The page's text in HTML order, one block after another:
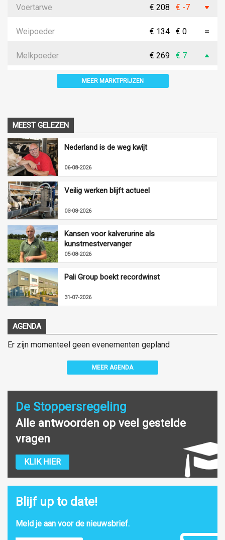
Voertarwe € 208 € -7
Weipoeder € 134 € 0
Melkpoeder € 269 € 7
MEER MARKTPRIJZEN
MEEST GELEZEN
Nederland is de weg kwijt
06-08-2026
Veilig werken blijft actueel
03-08-2026
Kansen voor kalverurine als
kunstmestvervanger
05-08-2026
Pali Group boekt recordwinst
31-07-2026
AGENDA
Er zijn momenteel geen evenementen gepland
MEER AGENDA
De Stoppersregeling
Alle antwoorden op veel gestelde
vragen
KLIK HIER
Blijf up to date!
Meld je aan voor de nieuwsbrief.